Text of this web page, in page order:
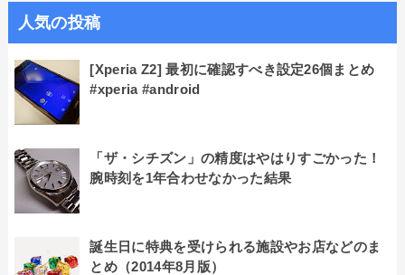
人気の投稿
[Xperia Z2] 最初に確認すべき設定26個まとめ
#xperia #android
「ザ・シチズン」の精度はやはりすごかった！
腕時刻を1年合わせなかった結果
誕生日に特典を受けられる施設やお店などのま
とめ（2014年8月版）